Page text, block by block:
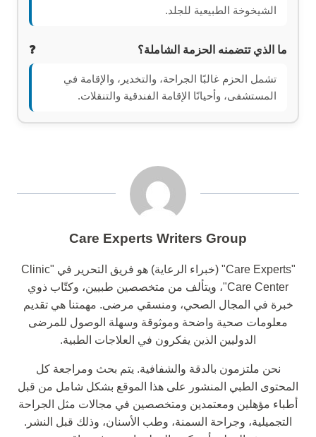
الشيخوخة الطبيعية للجلد.
ما الذي تتضمنه الحزمة الشاملة؟
تشمل الحزم غالبًا الجراحة، والتخدير، والإقامة في
المستشفى، وأحيانًا الإقامة الفندقية والتنقلات.
Care Experts Writers Group
"Care Experts" (خبراء الرعاية) هو فريق التحرير في "Clinic
Care Center"، ويتألف من متخصصين طبيين، وكتّاب ذوي
خبرة في المجال الصحي، ومنسقي مرضى. مهمتنا هي تقديم
معلومات صحية واضحة وموثوقة وسهلة الوصول للمرضى
الدوليين الذين يفكرون في العلاجات الطبية.
نحن ملتزمون بالدقة والشفافية. يتم بحث ومراجعة كل
المحتوى الطبي المنشور على هذا الموقع بشكل شامل من قبل
أطباء مؤهلين ومعتمدين ومتخصصين في مجالات مثل الجراحة
التجميلية، وجراحة السمنة، وطب الأسنان، وذلك قبل النشر.